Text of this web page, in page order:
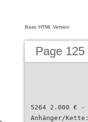
Basic HTML Version
Page
5264 2.000 € -
Anhänger/